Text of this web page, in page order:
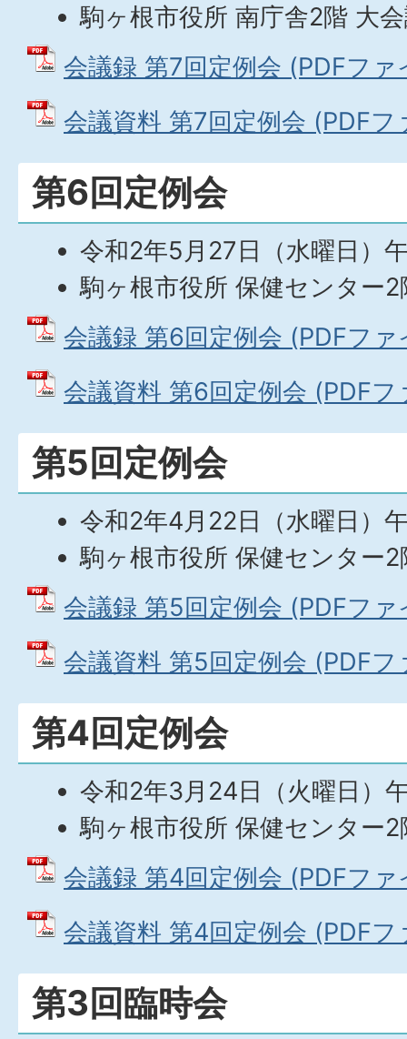
駒ヶ根市役所 南庁舎2階 大
会議録 第7回定例会 (PDFファ
会議資料 第7回定例会 (PDF
第6回定例会
令和2年5月27日（水曜日）
駒ヶ根市役所 保健センター
会議録 第6回定例会 (PDFファ
会議資料 第6回定例会 (PDFフ
第5回定例会
令和2年4月22日（水曜日）
駒ヶ根市役所 保健センター
会議録 第5回定例会 (PDFファ
会議資料 第5回定例会 (PDF
第4回定例会
令和2年3月24日（火曜日）
駒ヶ根市役所 保健センター
会議録 第4回定例会 (PDFフ
会議資料 第4回定例会 (PDF
第3回臨時会